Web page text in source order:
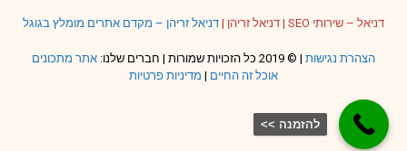
דניאל – שירותי SEO | דניאל זריהן | דניאל זריהן – מקדם אתרים מומלץ בגוגל
הצהרת נגישות | © 2019 כל הזכויות שמורות | חברים שלנו:
אתר מתכונים
אוכל זה החיים | מדיניות פרטיות
להזמנה >>